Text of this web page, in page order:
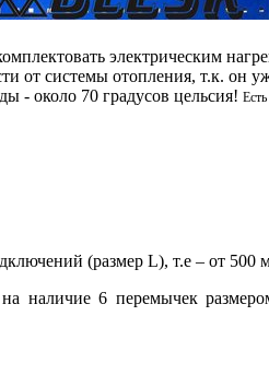
электрическим
от системы отопления, т.к. он
- около 70 градусов цельсия!
(размер L), т.е – от 500
наличие 6 перемычек